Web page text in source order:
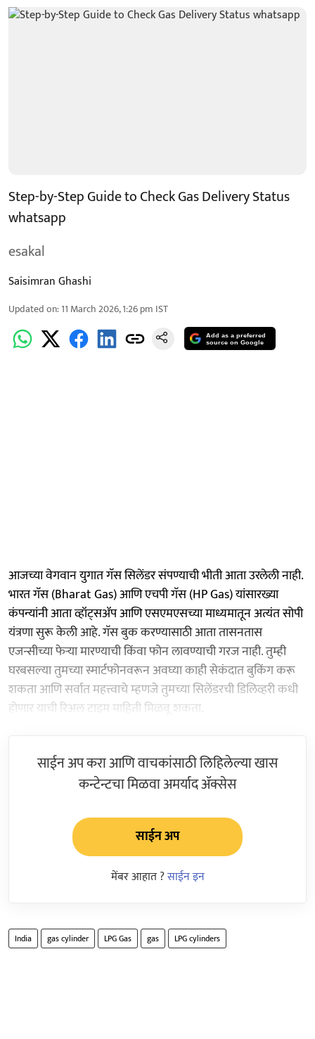
Step-by-Step Guide to Check Gas Delivery Status
whatsapp
esakal
Saisimran Ghashi
Updated on:11 March 2026, 1:26 pm IST
Add as a preferred
source on Google
आजच्या वेगवान युगात गॅस सिलेंडर संपण्याची भीती आता उरलेली नाही.
भारत गॅस (Bharat Gas) आणि एचपी गॅस (HP Gas) यांसारख्या
कंपन्यांनी आता व्हॉट्सॲप आणि एसएमएसच्या माध्यमातून अत्यंत सोपी
यंत्रणा सुरू केली आहे. गॅस बुक करण्यासाठी आता तासनतास
एजन्सीच्या फेऱ्या मारण्याची किंवा फोन लावण्याची गरज नाही. तुम्ही
घरबसल्या तुमच्या स्मार्टफोनवरून अवघ्या काही सेकंदात बुकिंग करू
शकता आणि सर्वात महत्त्वाचे म्हणजे तुमच्या सिलेंडरची डिलिव्हरी कधी
होणार याची रिअल टाइम माहिती मिळवू शकता.
साईन अप करा आणि वाचकांसाठी लिहिलेल्या खास
कन्टेन्टचा मिळवा अमर्याद ॲक्सेस
साईन अप
मेंबर आहात ?साईन इन
India gas cylinder LPG Gas gas LPG cylinders